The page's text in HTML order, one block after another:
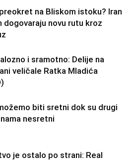
na Bliskom istoku? Iran
dogovaraju novu rutu kroz
i sramotno: Delije na
veličale Ratka Mladića
biti sretni dok su drugi
nesretni
je ostalo po strani: Real